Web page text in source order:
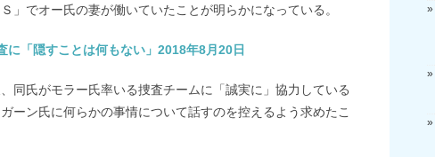
」でオー氏の妻が働いていたことが明らかになっている。
に「隠すことは何もない」2018年8月20日
同氏がモラー氏率いる捜査チームに「誠実に」協力している
ーン氏に何らかの事情について話すのを控えるよう求めたこ